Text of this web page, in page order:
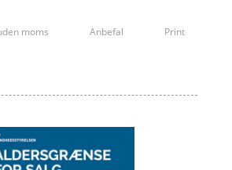
moms Anbefal Print